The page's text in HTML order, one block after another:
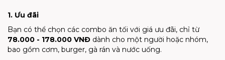
1. Ưu đãi
Bạn có thể chọn các combo ăn tối với giá ưu đãi, chỉ từ
78.000 - 178.000 VNĐ dành cho một người hoặc nhóm,
bao gồm cơm, burger, gà rán và nước uống.